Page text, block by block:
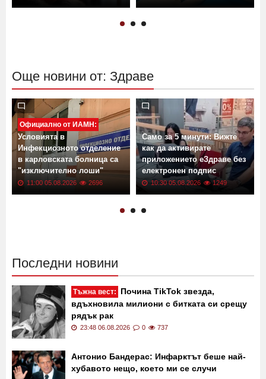
Още новини от: Здраве
Официално от ИАМН:
Условията в
Инфекциозното отделение
в карловската болница са
"изключително лоши"
11:00 05.08.2026 2696
Само за 5 минути: Вижте
как да активирате
приложението еЗдраве без
електронен подпис
10:30 05.08.2026 1249
Последни новини
Тъжна вест:
Почина TikTok звезда,
вдъхновила милиони с битката си срещу
рядък рак
23:48 06.08.2026 0 737
Антонио Бандерас: Инфарктът беше най-
хубавото нещо, което ми се случи